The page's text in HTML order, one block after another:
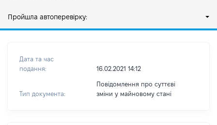
Пройшла автоперевірку:
Дата та час
подання:
16.02.2021 14:12
Тип документа:
Повідомлення про суттєві
зміни y майновому стані